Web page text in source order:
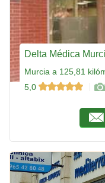
Delta Médica
Murcia a 125,81
5,0